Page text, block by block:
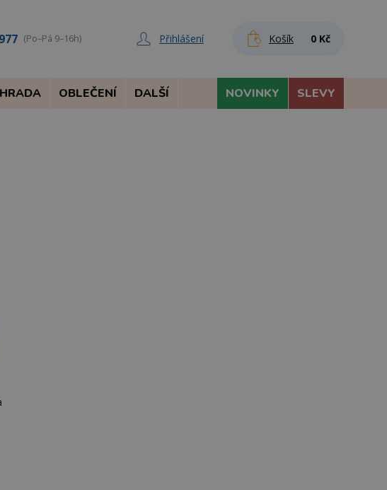
(Po–Pá 9–16h) Přihlášení Košík 0 Kč
OBLEČENÍ DALŠÍ NOVINKY SLEVY